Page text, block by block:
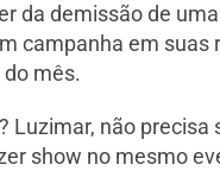
da demissão de
campanha em
mês.
Luzimar, não
show no mesmo